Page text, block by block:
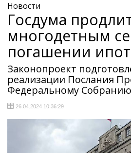
Новости
Госдума
многодетным
погашении
Законопроект
реализации Послания
Федеральному Собранию
26.04.2024 10:36:29